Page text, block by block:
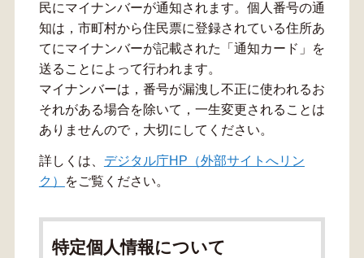
民にマイナンバーが通知されます。個人番号の通
知は，市町村から住民票に登録されている住所あ
てにマイナンバーが記載された「通知カード」を
送ることによって行われます。
マイナンバーは，番号が漏洩し不正に使われるお
それがある場合を除いて，一生変更されることは
ありませんので，大切にしてください。
詳しくは、 デジタル庁HP（外部サイトへリン
ク）
をご覧ください。
特定個人情報について